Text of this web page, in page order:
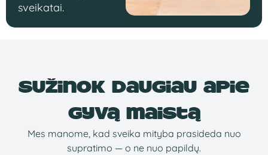
sveikatai.
Sužinok daugiau apie
gyvą maistą
Mes manome, kad sveika mityba prasideda nuo
supratimo — o ne nuo papildų.